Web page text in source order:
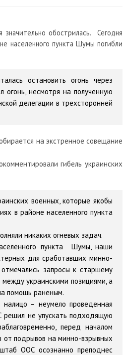
обострилась. Сегодня
населенного пункта Шумы погибли
остановить огонь через
несмотря на полученную
делегации в трехсторонней
на экстренное совещание
гибель украинских
военных, которые якобы
в районе населенного пункта
никаких огневых задач.
пункта Шумы, наши
для сработавших минно-
запросы к старшему
украинскими позициями, а
помощь раненым.
– неумело проведенная
не упускать подходящую
перед началом
от подрывов на минно-взрывных
ООС осознанно преподнес